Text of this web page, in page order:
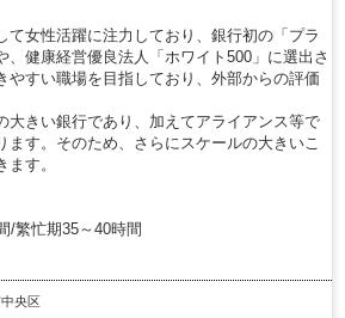
て女性活躍に注力しており、銀行初の「プラ
、健康経営優良法人「ホワイト500」に選出さ
やすい職場を目指しており、外部からの評価
大きい銀行であり、加えてアライアンス等で
ます。そのため、さらにスケールの大きいこ
す。
/繁忙期35～40時間
央区